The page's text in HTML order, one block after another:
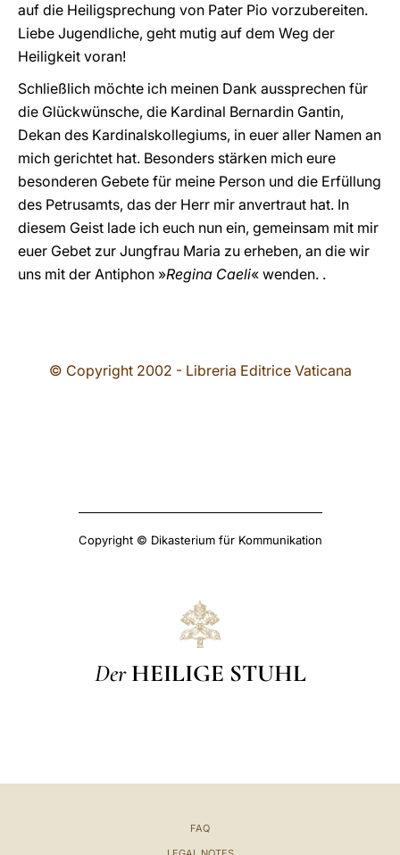
auf die Heiligsprechung von Pater Pio vorzubereiten.
Liebe Jugendliche, geht mutig auf dem Weg der
Heiligkeit voran!
Schließlich möchte ich meinen Dank aussprechen für
die Glückwünsche, die Kardinal Bernardin Gantin,
Dekan des Kardinalskollegiums, in euer aller Namen an
mich gerichtet hat. Besonders stärken mich eure
besonderen Gebete für meine Person und die Erfüllung
des Petrusamts, das der Herr mir anvertraut hat. In
diesem Geist lade ich euch nun ein, gemeinsam mit mir
euer Gebet zur Jungfrau Maria zu erheben, an die wir
uns mit der Antiphon »Regina Caeli« wenden. .
© Copyright 2002 - Libreria Editrice Vaticana
Copyright © Dikasterium für Kommunikation
Der HEILIGE STUHL
FAQ